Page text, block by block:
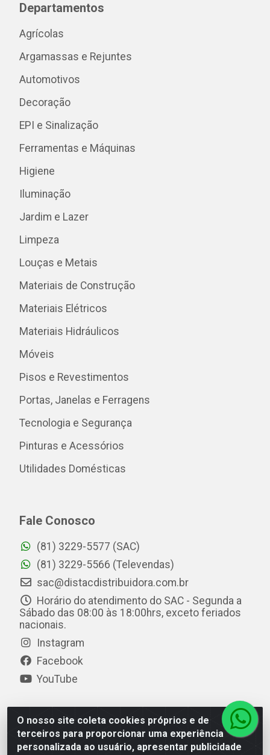
O nosso site coleta cookies próprios e de
terceiros para proporcionar uma experiência
personalizada ao usuário, apresentar publicidade
Departamentos
Agrícolas
Argamassas e Rejuntes
Automotivos
Decoração
EPI e Sinalização
Ferramentas e Máquinas
Higiene
Iluminação
Jardim e Lazer
Limpeza
Louças e Metais
Materiais de Construção
Materiais Elétricos
Materiais Hidráulicos
Móveis
Pisos e Revestimentos
Portas, Janelas e Ferragens
Tecnologia e Segurança
Pinturas e Acessórios
Utilidades Domésticas
Fale Conosco
(81) 3229-5577 (SAC)
(81) 3229-5566 (Televendas)
sac@distacdistribuidora.com.br
Horário do atendimento do SAC - Segunda a
Sábado das 08:00 às 18:00hrs, exceto feriados
nacionais.
Instagram
Facebook
YouTube
Distac Distribuidora - Av. Durval de Góes Monteiro, 7049
- Jardim Petrópolis - Maceió/AL - CEP 57061-000 - CNPJ